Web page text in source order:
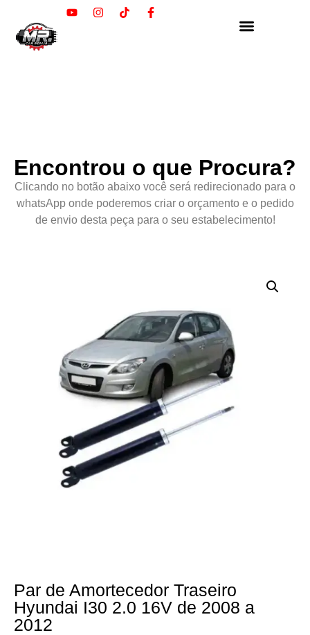
Encontrou o que Procura?
Clicando no botão abaixo você será redirecionado para o
whatsApp onde poderemos criar o orçamento e o pedido
de envio desta peça para o seu estabelecimento!
Par de Amortecedor Traseiro
Hyundai I30 2.0 16V de 2008 a
2012